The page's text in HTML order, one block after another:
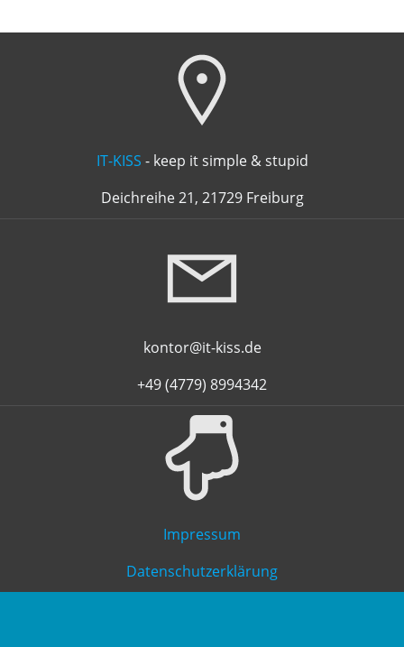
IT-KISS - keep it simple & stupid
Deichreihe 21, 21729 Freiburg
kontor@it-kiss.de
+49 (4779) 8994342
Impressum
Datenschutzerklärung